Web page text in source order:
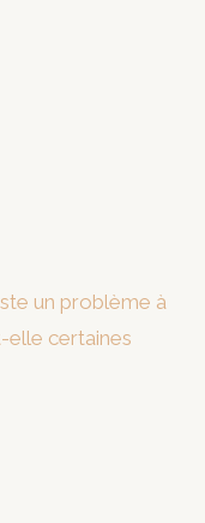
un problème à
elle certaines